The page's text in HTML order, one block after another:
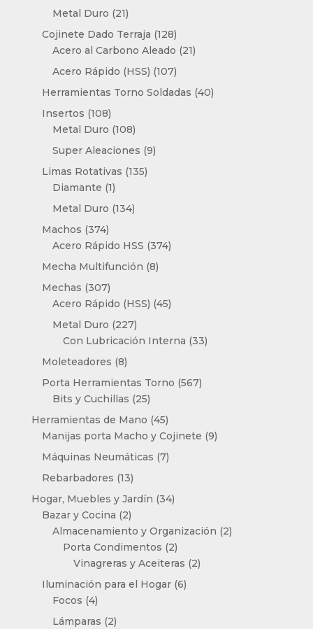
Metal Duro 2121
productos
Cojinete Dado Terraja 128128
productos
Acero al Carbono Aleado 2121
Acero Rápido (HSS) 107107
productos
Herramientas Torno Soldadas 4040
Insertos 108108
productos
Metal Duro 108108
productos
Super Aleaciones 99
Limas Rotativas 135135
Diamante 11
producto
Metal Duro 134134
Machos 374374
productos
Acero Rápido HSS 374374
Mecha Multifunción 88
Mechas 307307
productos
Acero Rápido (HSS) 4545
Metal Duro 227227
productos
Con Lubricación Interna 3333
Moleteadores 88
productos
Porta Herramientas Torno 567567
Bits y Cuchillas 2525
productos
Herramientas de Mano 4545
productos
Manijas porta Macho y Cojinete 99
Máquinas Neumáticas 77
Rebarbadores 1313
productos
Hogar, Muebles y Jardín 3434
Bazar y Cocina 22
productos
Almacenamiento y Organización 22
Porta Condimentos 22
productos
Vinagreras y Aceiteras 22
Iluminación para el Hogar 66
Focos 44
productos
Lámparas 22